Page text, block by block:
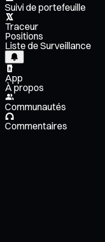
Suivi de portefeuille
Traceur
Positions
Liste de Surveillance
App
À propos
Communautés
Commentaires